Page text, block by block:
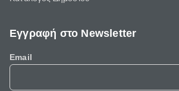
Εγγραφή στο Newsletter
Email